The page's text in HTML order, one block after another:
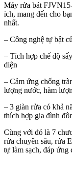
Máy rửa bát
ích, mang đến cho
nhất.
– Công nghệ tự bật
– Tích hợp chế độ
diện
– Cảm ứng chống
lượng nước, hàm
– 3 giàn rửa có khả
thích hợp gia đình
Cùng với đó là 7
rửa chuyên sâu, rửa
tự làm sạch, đáp ứng